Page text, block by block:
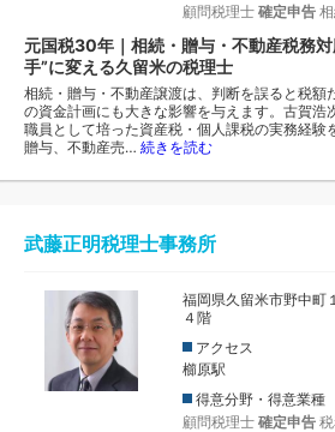
顧問税理士 確定申告
元国税30年｜相続・贈与・不動産税務
手”に変える久留米の税理士
相続・贈与・不動産譲渡は、判断を誤ると税額
の資金計画にも大きな影響を与えます。古賀浩
職員として培った資産税・個人課税の実務経験
贈与、不動産売… 続きを読む
武藤正明税理士事務所
福岡県久留米市野中町
４階
アクセス
櫛原駅
得意分野・得意業種
顧問税理士 確定申告